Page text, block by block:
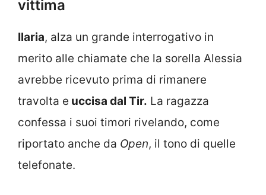
vittima
Ilaria, alza un grande interrogativo in
merito alle chiamate che la sorella Alessia
avrebbe ricevuto prima di rimanere
travolta e uccisa dal Tir. La ragazza
confessa i suoi timori rivelando, come
riportato anche da Open, il tono di quelle
telefonate.